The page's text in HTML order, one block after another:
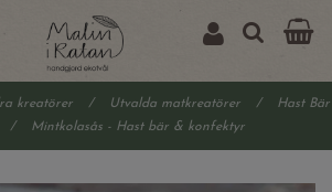
kreatörer / Utvalda matkreatörer /
Hast Bär
/ Mintkolasås - Hast bär & konfektyr